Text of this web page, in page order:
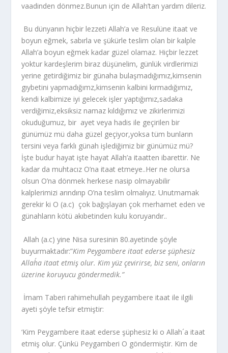
vaadinden dönmez.Bunun için de Allah’tan yardım dileriz.
Bu dünyanın hiçbir lezzeti Allah’a ve Resulüne itaat ve
boyun eğmek, sabırla ve şükürle teslim olan bir kalple
Allah’a boyun eğmek kadar güzel olamaz. Hiçbir lezzet
yoktur kardeşlerim biraz düşünelim, günlük virdlerimizi
yerine getirdiğimiz bir günaha bulaşmadığımız,kimsenin
gıybetini yapmadığımz,kimsenin kalbini kırmadığımız,
kendi kalbimize iyi gelecek işler yaptığımız,sadaka
verdiğimiz,eksiksiz namaz kıldığımız ve zikirlerimizi
okuduğumuz, bir ayet veya hadis ile geçirilen bir
günümüz mü daha güzel geçiyor,yoksa tüm bunların
tersini veya farklı günah işlediğimiz bir günümüz mü?
İşte budur hayat işte hayat Allah’a itaatten ibarettir. Ne
kadar da muhtacız O’na itaat etmeye..Her ne olursa
olsun O’na dönmek herkese nasip olmayabilir
kalplerimizi arındırıp O’na teslim olmalıyız. Unutmamak
gerekir ki O (a.c) çok bağışlayan çok merhamet eden ve
günahların kötü akıbetinden kulu koruyandır..
Allah (a.c) yine Nisa suresinin 80.ayetinde şöyle
buyurmaktadır:”Kim Peygambere itaat ederse şüphesiz
Allah´a itaat etmiş olur. Kim yüz çevirirse, biz seni, onların
üzerine koruyucu göndermedik.”
İmam Taberi rahimehullah peygambere itaat ile ilgili
ayeti şöyle tefsir etmiştir:
‘Kim Peygambere itaat ederse şüphesiz ki o Allah´a itaat
etmiş olur. Çün­kü Peygamberi O göndermiştir. Kim de